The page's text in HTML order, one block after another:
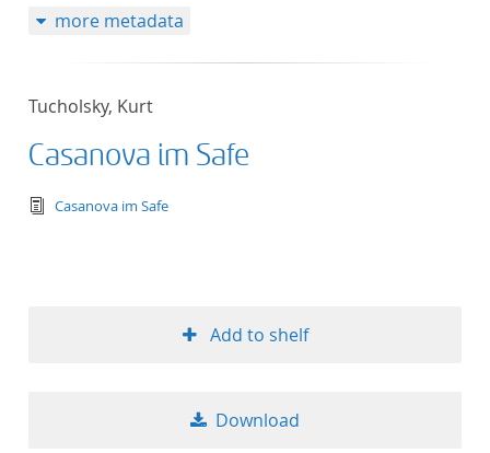
more metadata
Tucholsky, Kurt
Casanova im Safe
text/tg.edition+tg.aggregation+xml
Casanova im Safe
Add to shelf
Download